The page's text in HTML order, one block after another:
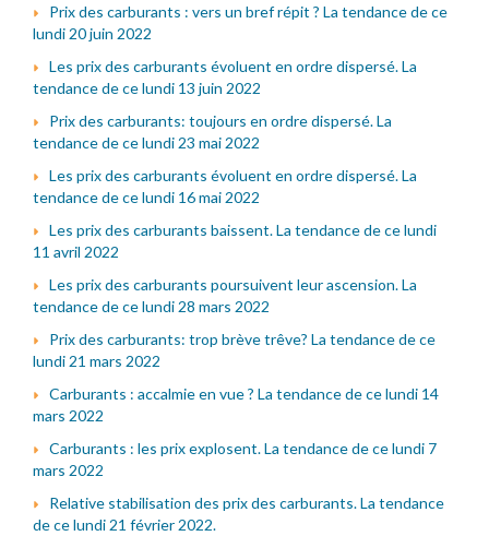
Prix des carburants : vers un bref répit ? La tendance de ce
lundi 20 juin 2022
Les prix des carburants évoluent en ordre dispersé. La
tendance de ce lundi 13 juin 2022
Prix des carburants: toujours en ordre dispersé. La
tendance de ce lundi 23 mai 2022
Les prix des carburants évoluent en ordre dispersé. La
tendance de ce lundi 16 mai 2022
Les prix des carburants baissent. La tendance de ce lundi
11 avril 2022
Les prix des carburants poursuivent leur ascension. La
tendance de ce lundi 28 mars 2022
Prix des carburants: trop brève trêve? La tendance de ce
lundi 21 mars 2022
Carburants : accalmie en vue ? La tendance de ce lundi 14
mars 2022
Carburants : les prix explosent. La tendance de ce lundi 7
mars 2022
Relative stabilisation des prix des carburants. La tendance
de ce lundi 21 février 2022.